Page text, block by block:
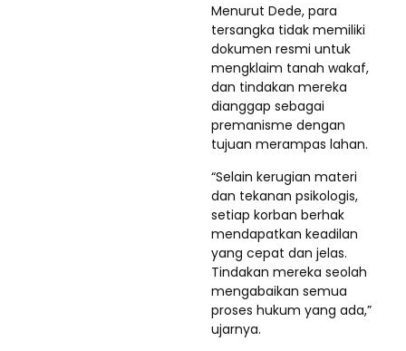
Menurut Dede, para
tersangka tidak memiliki
dokumen resmi untuk
mengklaim tanah wakaf,
dan tindakan mereka
dianggap sebagai
premanisme dengan
tujuan merampas lahan.
“Selain kerugian materi
dan tekanan psikologis,
setiap korban berhak
mendapatkan keadilan
yang cepat dan jelas.
Tindakan mereka seolah
mengabaikan semua
proses hukum yang ada,”
ujarnya.